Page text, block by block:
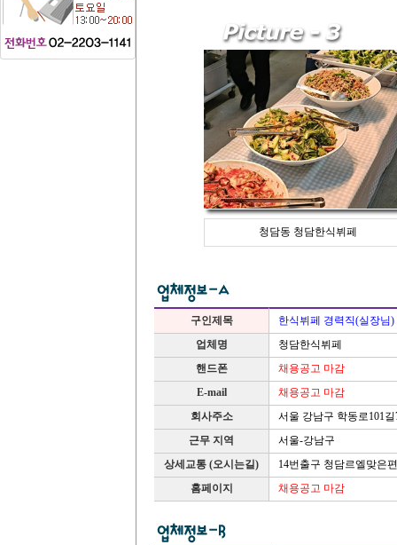
청담동 청담한식뷔페
구인제목
한식뷔페 경력직(실장님
업체명
청담한식뷔페
핸드폰
채용공고 마감
E-mail
채용공고 마감
회사주소
서울 강남구 학동로101
근무 지역
서울-강남구
상세교통 (오시는길)
14번출구 청담르엘맞은
홈페이지
채용공고 마감